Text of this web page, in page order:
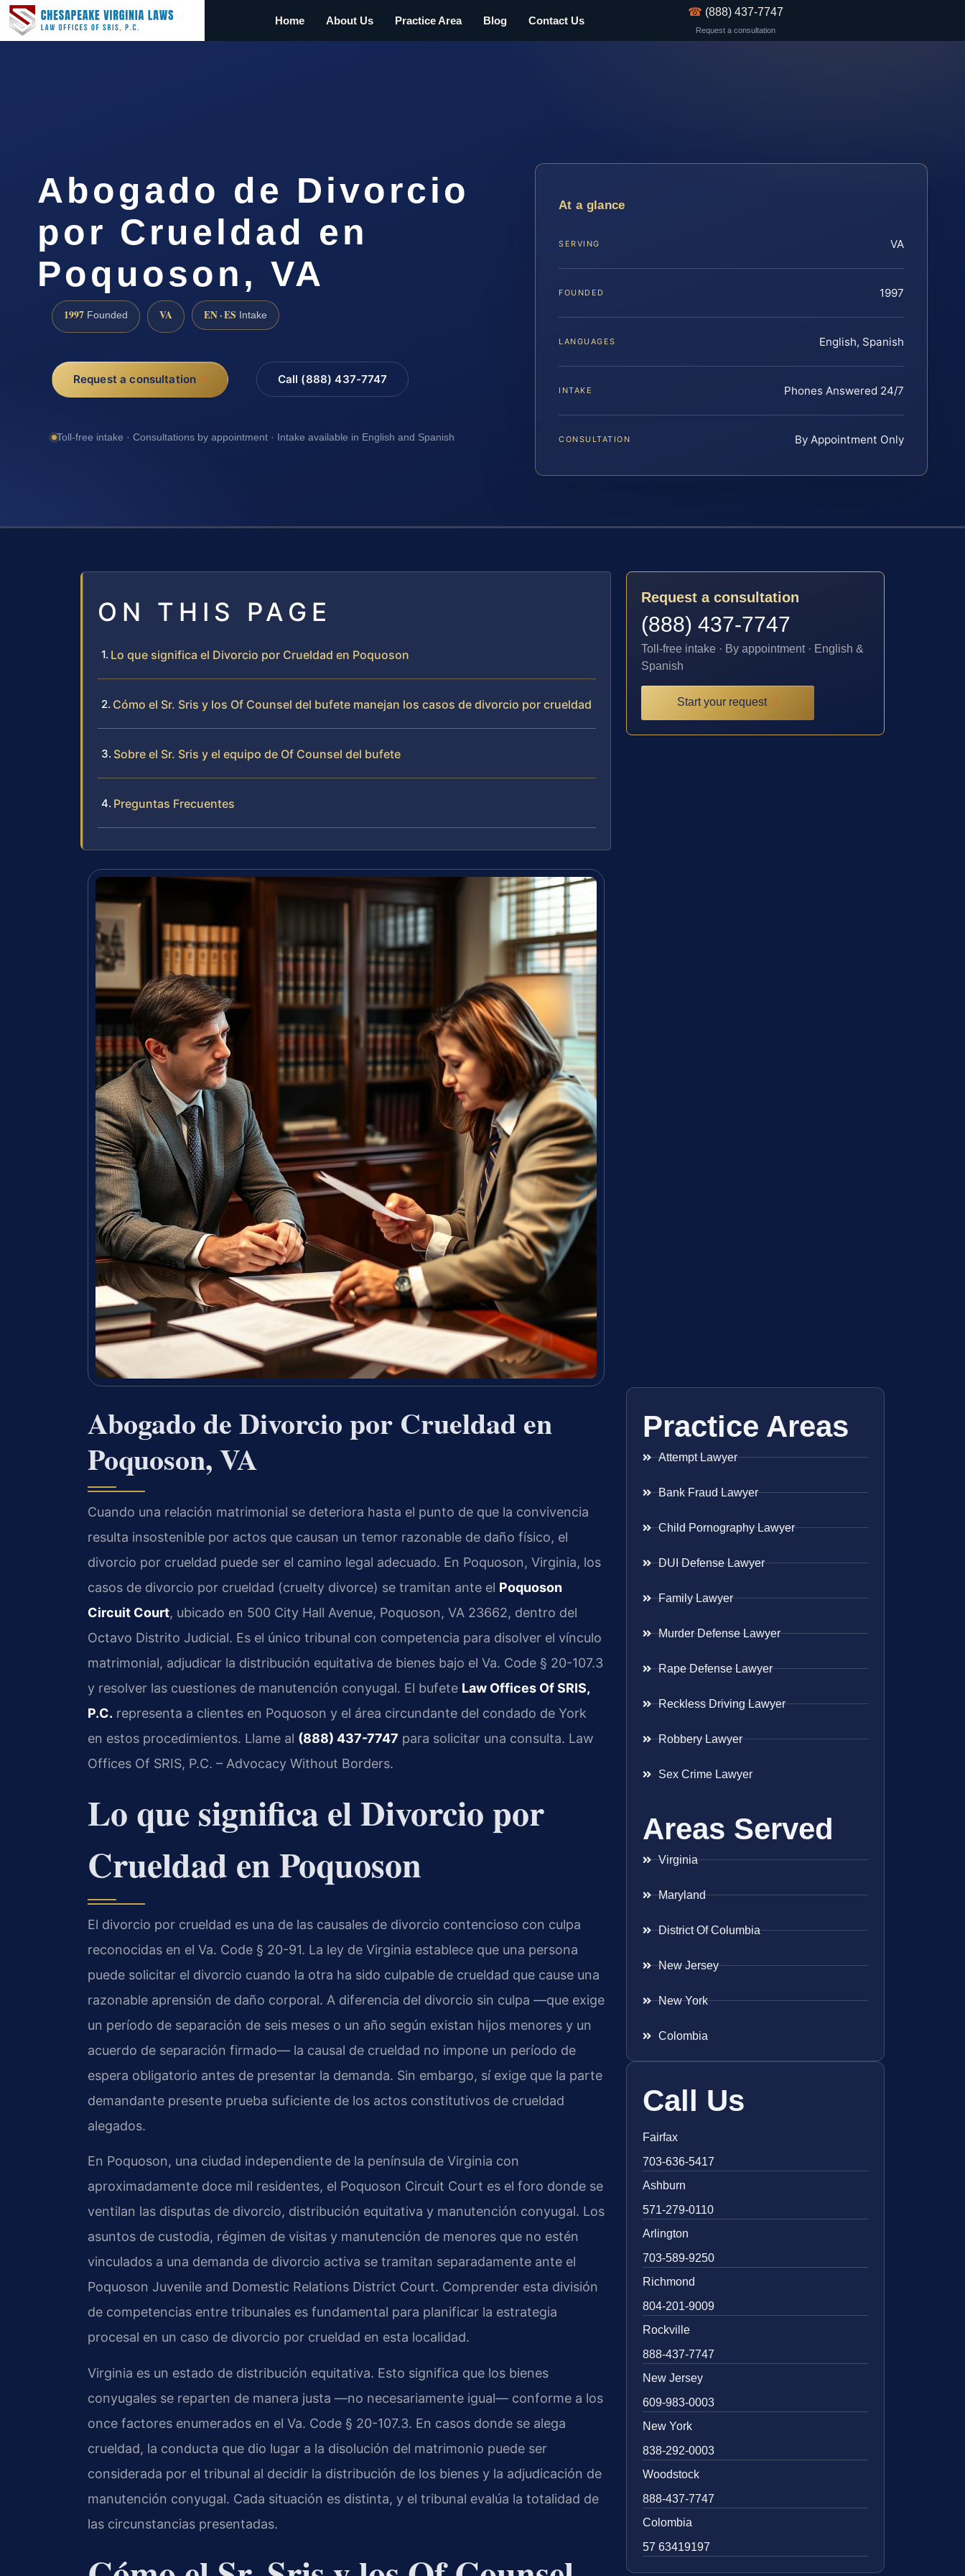
Home About Us Practice Area Blog Contact Us
☎ (888) 437-7747
Request a consultation
Abogado de Divorcio
por Crueldad en
Poquoson, VA
1997 Founded VA EN · ES Intake
Request a consultation Call (888) 437-7747
Toll-free intake · Consultations by appointment · Intake available in English and Spanish
At a glance
SERVING VA
FOUNDED 1997
LANGUAGES English, Spanish
INTAKE Phones Answered 24/7
CONSULTATION By Appointment Only
ON THIS PAGE
Lo que significa el Divorcio por Crueldad en Poquoson
Cómo el Sr. Sris y los Of Counsel del bufete manejan los casos de divorcio por crueldad
Sobre el Sr. Sris y el equipo de Of Counsel del bufete
Preguntas Frecuentes
Abogado de Divorcio por Crueldad en
Poquoson, VA
Cuando una relación matrimonial se deteriora hasta el punto de que la convivencia
resulta insostenible por actos que causan un temor razonable de daño físico, el
divorcio por crueldad puede ser el camino legal adecuado. En Poquoson, Virginia, los
casos de divorcio por crueldad (cruelty divorce) se tramitan ante el Poquoson
Circuit Court, ubicado en 500 City Hall Avenue, Poquoson, VA 23662, dentro del
Octavo Distrito Judicial. Es el único tribunal con competencia para disolver el vínculo
matrimonial, adjudicar la distribución equitativa de bienes bajo el Va. Code § 20-107.3
y resolver las cuestiones de manutención conyugal. El bufete Law Offices Of SRIS,
P.C. representa a clientes en Poquoson y el área circundante del condado de York
en estos procedimientos. Llame al (888) 437-7747 para solicitar una consulta. Law
Offices Of SRIS, P.C. – Advocacy Without Borders.
Lo que significa el Divorcio por
Crueldad en Poquoson
El divorcio por crueldad es una de las causales de divorcio contencioso con culpa
reconocidas en el Va. Code § 20-91. La ley de Virginia establece que una persona
puede solicitar el divorcio cuando la otra ha sido culpable de crueldad que cause una
razonable aprensión de daño corporal. A diferencia del divorcio sin culpa —que exige
un período de separación de seis meses o un año según existan hijos menores y un
acuerdo de separación firmado— la causal de crueldad no impone un período de
espera obligatorio antes de presentar la demanda. Sin embargo, sí exige que la parte
demandante presente prueba suficiente de los actos constitutivos de crueldad
alegados.
En Poquoson, una ciudad independiente de la península de Virginia con
aproximadamente doce mil residentes, el Poquoson Circuit Court es el foro donde se
ventilan las disputas de divorcio, distribución equitativa y manutención conyugal. Los
asuntos de custodia, régimen de visitas y manutención de menores que no estén
vinculados a una demanda de divorcio activa se tramitan separadamente ante el
Poquoson Juvenile and Domestic Relations District Court. Comprender esta división
de competencias entre tribunales es fundamental para planificar la estrategia
procesal en un caso de divorcio por crueldad en esta localidad.
Virginia es un estado de distribución equitativa. Esto significa que los bienes
conyugales se reparten de manera justa —no necesariamente igual— conforme a los
once factores enumerados en el Va. Code § 20-107.3. En casos donde se alega
crueldad, la conducta que dio lugar a la disolución del matrimonio puede ser
considerada por el tribunal al decidir la distribución de los bienes y la adjudicación de
manutención conyugal. Cada situación es distinta, y el tribunal evalúa la totalidad de
las circunstancias presentadas.
Request a consultation
(888) 437-7747
Toll-free intake · By appointment · English &
Spanish
Start your request
Practice Areas
Attempt Lawyer
Bank Fraud Lawyer
Child Pornography Lawyer
DUI Defense Lawyer
Family Lawyer
Murder Defense Lawyer
Rape Defense Lawyer
Reckless Driving Lawyer
Robbery Lawyer
Sex Crime Lawyer
Areas Served
Virginia
Maryland
District Of Columbia
New Jersey
New York
Colombia
Call Us
Fairfax
703-636-5417
Ashburn
571-279-0110
Arlington
703-589-9250
Richmond
804-201-9009
Rockville
888-437-7747
New Jersey
609-983-0003
New York
838-292-0003
Woodstock
888-437-7747
Colombia
57 63419197